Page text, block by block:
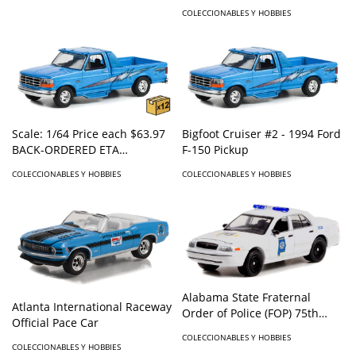
COLECCIONABLES Y HOBBIES
Scale: 1/64 Price each $63.97
BACK-ORDERED ETA
available First arrived:
Age: 8 and up MSRP $95.88
Bigf
COLECCIONABLES Y HOBBIES
Bigfoot Cruiser #2 - 1994 Ford
F-150 Pickup
COLECCIONABLES Y HOBBIES
Atlanta International Raceway
Official Pace Car
COLECCIONABLES Y HOBBIES
Alabama State Fraternal
Order of Police (FOP) 75th
Crown Victoria Police
COLECCIONABLES Y HOBBIES